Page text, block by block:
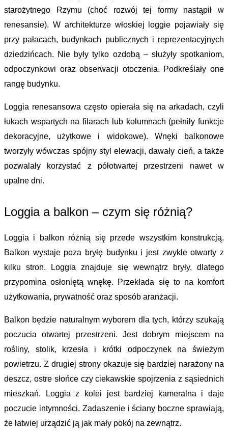
starożytnego Rzymu (choć rozwój tej formy nastąpił w
renesansie). W architekturze włoskiej loggie pojawiały się
przy pałacach, budynkach publicznych i reprezentacyjnych
dziedzińcach. Nie były tylko ozdobą – służyły spotkaniom,
odpoczynkowi oraz obserwacji otoczenia. Podkreślały one
rangę budynku.
Loggia renesansowa często opierała się na arkadach, czyli
łukach wspartych na filarach lub kolumnach (pełniły funkcje
dekoracyjne, użytkowe i widokowe). Wnęki balkonowe
tworzyły wówczas spójny styl elewacji, dawały cień, a także
pozwalały korzystać z półotwartej przestrzeni nawet w
upalne dni.
Loggia a balkon – czym się różnią?
Loggia i balkon różnią się przede wszystkim konstrukcją.
Balkon wystaje poza bryłę budynku i jest zwykle otwarty z
kilku stron. Loggia znajduje się wewnątrz bryły, dlatego
przypomina osłoniętą wnękę. Przekłada się to na komfort
użytkowania, prywatność oraz sposób aranżacji.
Balkon będzie naturalnym wyborem dla tych, którzy szukają
poczucia otwartej przestrzeni. Jest dobrym miejscem na
rośliny, stolik, krzesła i krótki odpoczynek na świeżym
powietrzu. Z drugiej strony okazuje się bardziej narażony na
deszcz, ostre słońce czy ciekawskie spojrzenia z sąsiednich
mieszkań. Loggia z kolei jest bardziej kameralna i daje
poczucie intymności. Zadaszenie i ściany boczne sprawiają,
że łatwiej urządzić ją jak mały pokój na zewnątrz.